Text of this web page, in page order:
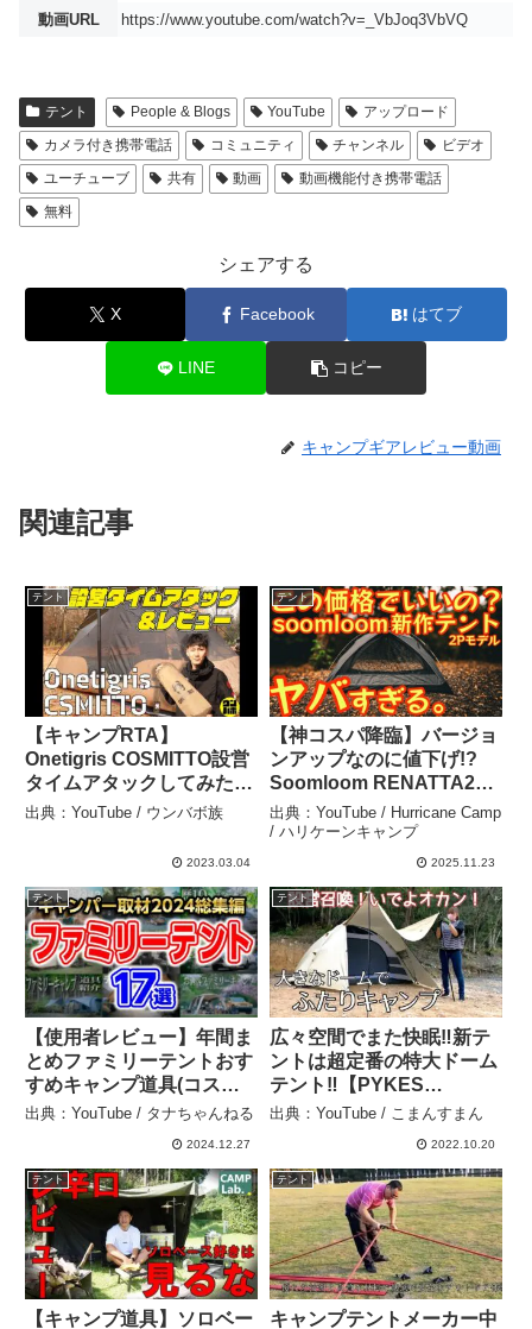
動画URL https://www.youtube.com/watch?v=_VbJoq3VbVQ
テント People & Blogs YouTube
アップロード
カメラ付き携帯電話
コミュニティ チャンネル
ビデオ
ユーチューブ
共有 動画
動画機能付き携帯電話
無料
シェアする
X Facebook はてブ
LINE コピー
キャンプギアレビュー動画
関連記事
テント
【キャンプRTA】
Onetigris COSMITTO設営
タイムアタックしてみた
（ついでにレビュー） – ウ
出典：YouTube / ウンバボ族
2023.03.04
テント
【神コスパ降臨】バージョ
ンアップなのに値下げ!?
Soomloom RENATTA2P
がヤバすぎた…！軽量・広
い・強いの三拍子そろう最
強ハイキングテント徹底レ
#918 – Hurricane Camp /
ハリケーンキャンプ
出典：YouTube / Hurricane Camp
/ ハリケーンキャンプ
2025.11.23
テント
【使用者レビュー】年間ま
とめファミリーテントおす
すめキャンプ道具(コスパ/
設営簡単/春夏秋冬) – タナ
出典：YouTube / タナちゃんねる
2024.12.27
テント
広々空間でまた快眠‼新テ
ントは超定番の特大ドーム
テント‼【PYKES
PEAK】【パーティードー
出典：YouTube / こまんすまん
2022.10.20
テント
【キャンプ道具】ソロベー
テント
キャンプテントメーカー中